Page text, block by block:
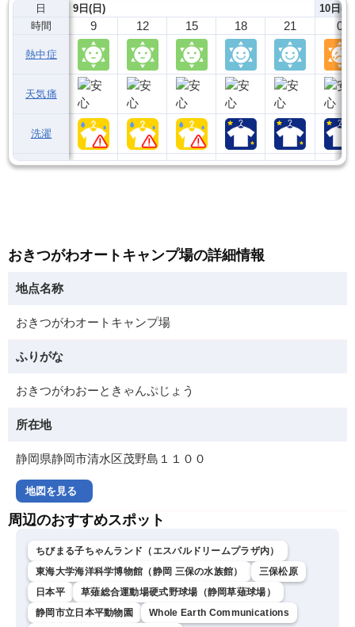
日
時間
熱中症
天気痛
洗濯
9日(日)
9 12 15 18 21
10日(
0
おきつがわオートキャンプ場の詳細情報
地点名称
おきつがわオートキャンプ場
ふりがな
おきつがわおーときゃんぷじょう
所在地
静岡県静岡市清水区茂野島１１００
地図を見る
周辺のおすすめスポット
ちびまる子ちゃんランド（エスパルドリームプラザ内）
東海大学海洋科学博物館（静岡 三保の水族館）
三保松原
日本平
草薙総合運動場硬式野球場（静岡草薙球場）
静岡市立日本平動物園
Whole Earth Communications